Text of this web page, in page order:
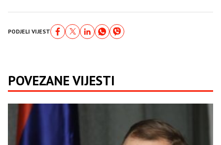
PODJELI VIJEST
POVEZANE VIJESTI